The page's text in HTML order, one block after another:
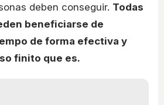
deben conseguir. Todas
beneficiarse de
de forma efectiva y
finito que es.